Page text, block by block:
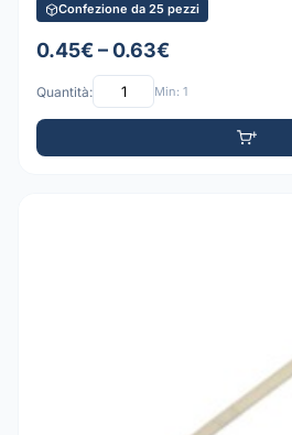
Confezione da 25 pezzi
0.45€ – 0.63€
Quantità: Min: 1